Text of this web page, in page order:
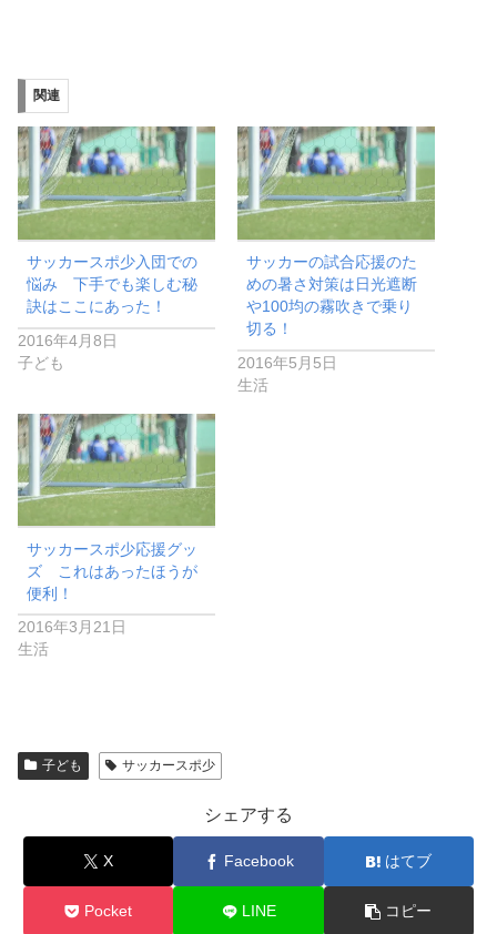
関連
サッカースポ少入団での
悩み 下手でも楽しむ秘
訣はここにあった！
2016年4月8日
子ども
サッカーの試合応援のた
めの暑さ対策は日光遮断
や100均の霧吹きで乗り
切る！
2016年5月5日
生活
サッカースポ少応援グッ
ズ これはあったほうが
便利！
2016年3月21日
生活
子ども サッカースポ少
シェアする
X Facebook はてブ
Pocket LINE コピー